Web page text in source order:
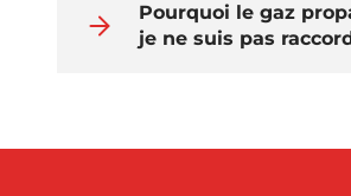
Pourquoi le gaz
je ne suis pas